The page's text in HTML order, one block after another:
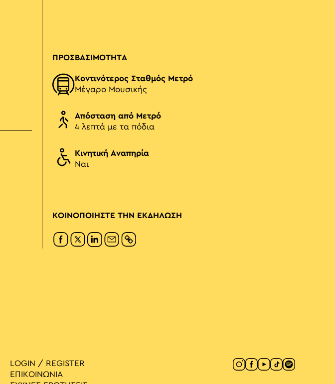
ΠΡΟΣΒΑΣΙΜΟΤΗΤΑ
Κοντινότερος Σταθμός Μετρό
Μέγαρο Μουσικής
Απόσταση από Μετρό
4 λεπτά με τα πόδια
Κινητική Αναπηρία
Ναι
ΚΟΙΝΟΠΟΙΗΣΤΕ ΤΗΝ ΕΚΔΗΛΩΣΗ
LOGIN / REGISTER
ΕΠΙΚΟΙΝΩΝΙΑ